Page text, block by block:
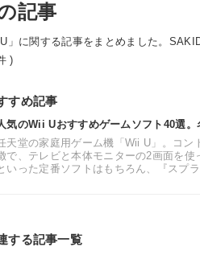
記事
」に関する記事をまとめました。
)
すめ記事
気のWii Uおすすめゲームソフト40選
天堂の家庭用ゲーム機「Wii U」。コ
で、テレビと本体モニターの2画面を使
いった定番ソフトはもちろん、『スプ
する記事一覧